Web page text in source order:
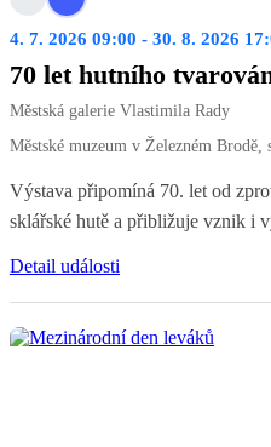
4. 7. 2026 09:00 - 30. 8. 2026
70 let hutního
Městská galerie Vlastimila Rady
Městské muzeum v Železném
Výstava připomíná 70. let od
sklářské hutě a přibližuje vznik i
Detail události